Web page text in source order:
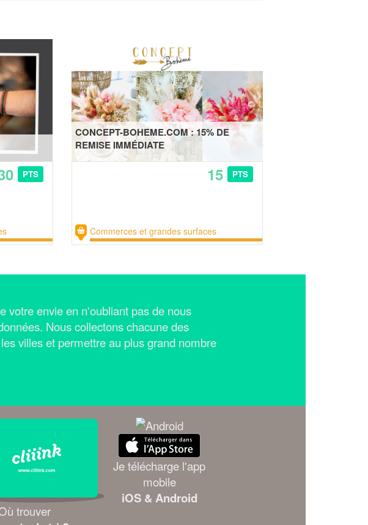
PTS
CONCEPT-BOHEME.COM : 15% DE
REMISE IMMÉDIATE
15 PTS
Commerces et grandes surfaces
votre envie en n'oubliant pas de nous
Nous collectons chacune des
villes et permettre au plus grand nombre
trouver
Je télécharge l'app
mobile
iOS & Android